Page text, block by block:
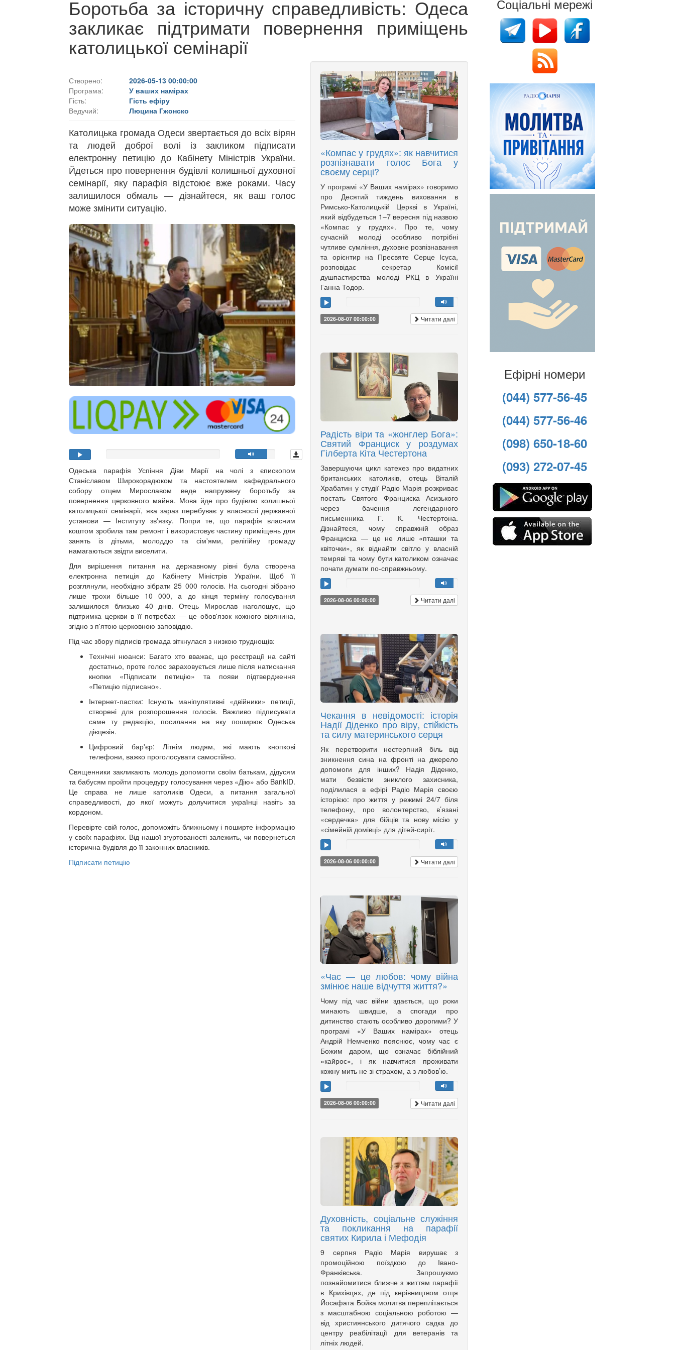
Боротьба за історичну справедливість: Одеса
закликає підтримати повернення приміщень
католицької семінарії
Створено:
2026-05-13 00:00:00
Програма:
У ваших намірах
Гість:
Гість ефіру
Ведучий:
Люцина Гжонско
Католицька громада Одеси звертається до всіх вірян
та людей доброї волі із закликом підписати
електронну петицію до Кабінету Міністрів України.
Йдеться про повернення будівлі колишньої духовної
семінарії, яку парафія відстоює вже роками. Часу
залишилося обмаль — дізнайтеся, як ваш голос
може змінити ситуацію.
Одеська парафія Успіння Діви Марії на чолі з єпископом
Станіславом Широкорадюком та настоятелем кафедрального
собору отцем Мирославом веде напружену боротьбу за
повернення церковного майна. Мова йде про будівлю колишньої
католицької семінарії, яка зараз перебуває у власності державної
установи — Інституту зв'язку. Попри те, що парафія власним
коштом зробила там ремонт і використовує частину приміщень для
занять із дітьми, молоддю та сім'ями, релігійну громаду
намагаються звідти виселити.
Для вирішення питання на державному рівні була створена
електронна петиція до Кабінету Міністрів України. Щоб її
розглянули, необхідно зібрати 25 000 голосів. На сьогодні зібрано
лише трохи більше 10 000, а до кінця терміну голосування
залишилося близько 40 днів. Отець Мирослав наголошує, що
підтримка церкви в її потребах — це обов'язок кожного вірянина,
згідно з п'ятою церковною заповіддю.
Під час збору підписів громада зіткнулася з низкою труднощів:
Технічні нюанси: Багато хто вважає, що реєстрації на сайті
достатньо, проте голос зараховується лише після натискання
кнопки «Підписати петицію» та появи підтвердження
«Петицію підписано».
Інтернет-пастки: Існують маніпулятивні «двійники» петиції,
створені для розпорошення голосів. Важливо підписувати
саме ту редакцію, посилання на яку поширює Одеська
дієцезія.
Цифровий бар'єр: Літнім людям, які мають кнопкові
телефони, важко проголосувати самостійно.
Священники закликають молодь допомогти своїм батькам, дідусям
та бабусям пройти процедуру голосування через «Дію» або BankID.
Це справа не лише католиків Одеси, а питання загальної
справедливості, до якої можуть долучитися українці навіть за
кордоном.
Перевірте свій голос, допоможіть ближньому і поширте інформацію
у своїх парафіях. Від нашої згуртованості залежить, чи повернеться
історична будівля до її законних власників.
Підписати петицію
«Компас у грудях»: як навчитися
розпізнавати голос Бога у
своєму серці?
У програмі «У Ваших намірах» говоримо
про Десятий тиждень виховання в
Римсько-Католицькій Церкві в Україні,
який відбудеться 1–7 вересня під назвою
«Компас у грудях». Про те, чому
сучасній молоді особливо потрібні
чутливе сумління, духовне розпізнавання
та орієнтир на Пресвяте Серце Ісуса,
розповідає секретар Комісії
душпастирства молоді РКЦ в Україні
Ганна Тодор.
2026-08-07 00:00:00 Читати далі
Радість віри та «жонглер Бога»:
Святий Франциск у роздумах
Гілберта Кіта Честертона
Завершуючи цикл катехез про видатних
британських католиків, отець Віталій
Храбатин у студії Радіо Марія розкриває
постать Святого Франциска Асизького
через бачення легендарного
письменника Г. К. Честертона.
Дізнайтеся, чому справжній образ
Франциска — це не лише «пташки та
квіточки», як віднайти світло у власній
темряві та чому бути католиком означає
почати думати по-справжньому.
2026-08-06 00:00:00 Читати далі
Чекання в невідомості: історія
Надії Діденко про віру, стійкість
та силу материнського серця
Як перетворити нестерпний біль від
зникнення сина на фронті на джерело
допомоги для інших? Надія Діденко,
мати безвісти зниклого захисника,
поділилася в ефірі Радіо Марія своєю
історією: про життя у режимі 24/7 біля
телефону, про волонтерство, в’язані
«сердечка» для бійців та нову місію у
«сімейній домівці» для дітей-сиріт.
2026-08-06 00:00:00 Читати далі
«Час — це любов: чому війна
змінює наше відчуття життя?»
Чому під час війни здається, що роки
минають швидше, а спогади про
дитинство стають особливо дорогими? У
програмі «У Ваших намірах» отець
Андрій Немченко пояснює, чому час є
Божим даром, що означає біблійний
«кайрос», і як навчитися проживати
кожну мить не зі страхом, а з любов’ю.
2026-08-06 00:00:00 Читати далі
Духовність, соціальне служіння
та покликання на парафії
святих Кирила і Мефодія
9 серпня Радіо Марія вирушає з
промоційною поїздкою до Івано-
Франківська. Запрошуємо
познайомитися ближче з життям парафії
в Крихівцях, де під керівництвом отця
Йосафата Бойка молитва переплітається
з масштабною соціальною роботою —
від християнського дитячого садка до
центру реабілітації для ветеранів та
літніх людей.
Соціальні мережі
Ефірні номери
(044) 577-56-45
(044) 577-56-46
(098) 650-18-60
(093) 272-07-45